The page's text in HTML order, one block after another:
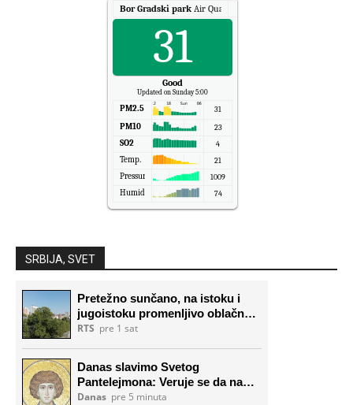
Bor Gradski park Air Quality.
31
Good
Updated on Sunday 5:00
PM2.5 31
PM10 23
SO2 4
Temp. 21
Pressure 1009
Humidity 74
SRBIJA, SVET